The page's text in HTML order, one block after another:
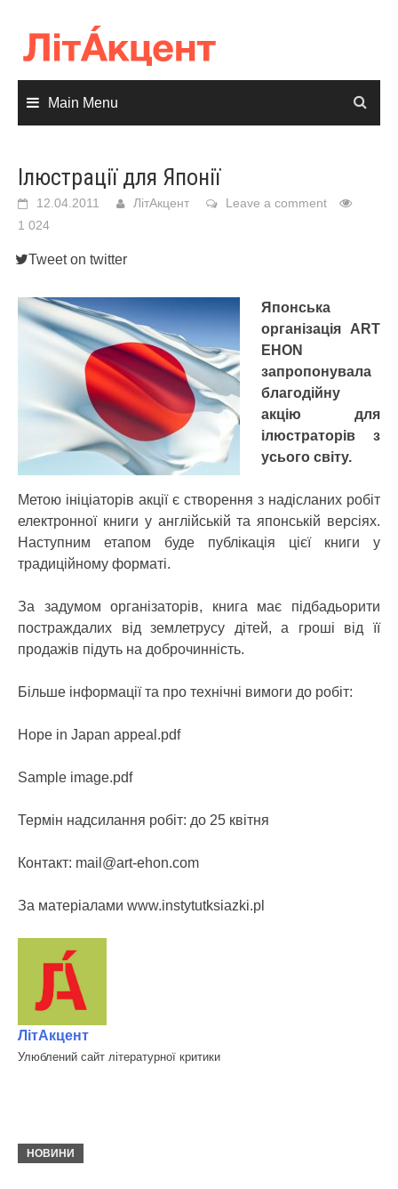
content
Main Menu
Ілюстрації для Японії
12.04.2011 ЛітАкцент
Leave a comment
1 024
Tweet on twitter
Японська
організація ART
EHON
запропонувала
благодійну
акцію для
ілюстраторів з
усього світу.
Метою ініціаторів акції є створення з надісланих робіт
електронної книги у англійській та японській версіях.
Наступним етапом буде публікація цієї книги у
традиційному форматі.
За задумом організаторів, книга має підбадьорити
постраждалих від землетрусу дітей, а гроші від її
продажів підуть на доброчинність.
Більше інформації та про технічні вимоги до робіт:
Hope in Japan appeal.pdf
Sample image.pdf
Термін надсилання робіт: до 25 квітня
Контакт: mail@art-ehon.com
За матеріалами www.instytutksiazki.pl
ЛітАкцент
Улюблений сайт літературної критики
НОВИНИ